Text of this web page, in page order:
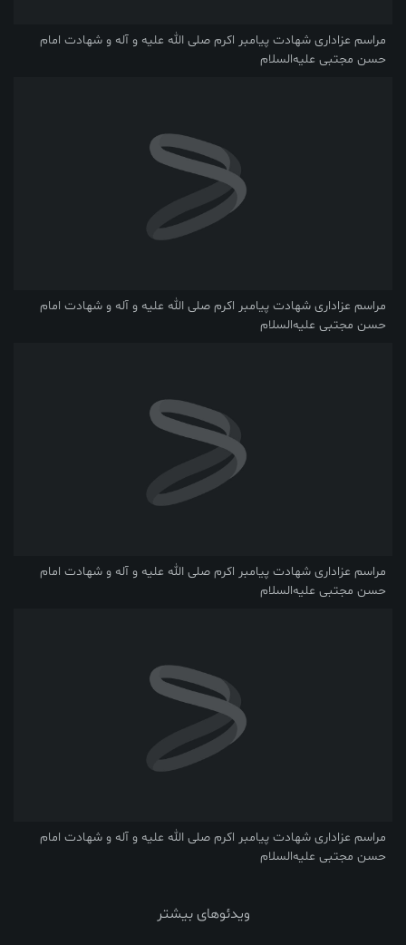
مراسم عزاداری شهادت پیامبر اکرم صلی ‌الله‌ علیه ‌و آله و شهادت امام
حسن مجتبی علیه‌السلام
مراسم عزاداری شهادت پیامبر اکرم صلی ‌الله‌ علیه ‌و آله و شهادت امام
حسن مجتبی علیه‌السلام
مراسم عزاداری شهادت پیامبر اکرم صلی ‌الله‌ علیه ‌و آله و شهادت امام
حسن مجتبی علیه‌السلام
مراسم عزاداری شهادت پیامبر اکرم صلی ‌الله‌ علیه ‌و آله و شهادت امام
حسن مجتبی علیه‌السلام
ویدئوهای بیشتر